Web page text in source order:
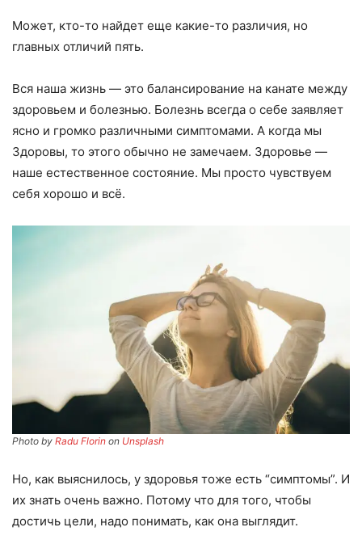
Может, кто-то найдет еще какие-то различия, но
главных отличий пять.
Вся наша жизнь — это балансирование на канате между
здоровьем и болезнью. Болезнь всегда о себе заявляет
ясно и громко различными симптомами. А когда мы
Здоровы, то этого обычно не замечаем. Здоровье —
наше естественное состояние. Мы просто чувствуем
себя хорошо и всё.
Photo by Radu Florin on Unsplash
Но, как выяснилось, у здоровья тоже есть “симптомы”. И
их знать очень важно. Потому что для того, чтобы
достичь цели, надо понимать, как она выглядит.